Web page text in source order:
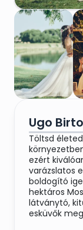
Ugo
Töltsd
ezért
varázslatos
boldogító
hektáros
látványtó,
esküvők